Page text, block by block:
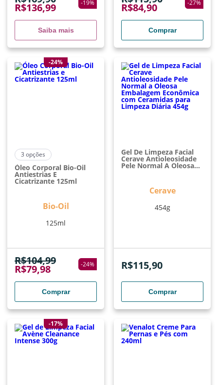
R$136,99 -19%
Saiba mais
R$84,90 -27%
Comprar
-24%
3 opções
Óleo Corporal Bio-Oil
Antiestrias E
Cicatrizante 125ml
Bio-Oil
125ml
R$104,99
R$79,98 -24%
Comprar
Gel De Limpeza Facial
Cerave Antioleosidade
Pele Normal A Oleosa
Limpeza Diária 454g
Cerave
454g
R$115,90
Comprar
-17%